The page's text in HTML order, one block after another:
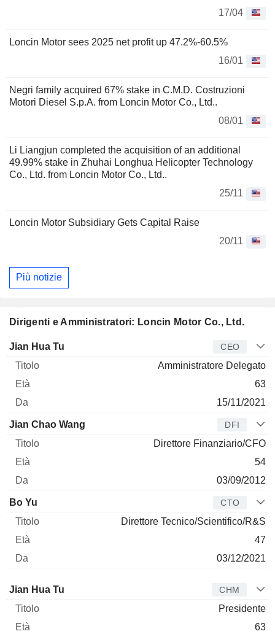
17/04
Loncin Motor sees 2025 net profit up 47.2%-60.5%
16/01
Negri family acquired 67% stake in C.M.D. Costruzioni
Motori Diesel S.p.A. from Loncin Motor Co., Ltd..
08/01
Li Liangjun completed the acquisition of an additional
49.99% stake in Zhuhai Longhua Helicopter Technology
Co., Ltd. from Loncin Motor Co., Ltd..
25/11
Loncin Motor Subsidiary Gets Capital Raise
20/11
Più notizie
Dirigenti e Amministratori: Loncin Motor Co., Ltd.
Manager Titolo
Jian Hua Tu CEO
Amministratore Delegato
63
15/11/2021
Jian Chao Wang DFI
Direttore Finanziario/CFO
54
03/09/2012
Bo Yu CTO
Direttore Tecnico/Scientifico/R&S
47
03/12/2021
Amministratore
Jian Hua Tu CHM
Presidente
63